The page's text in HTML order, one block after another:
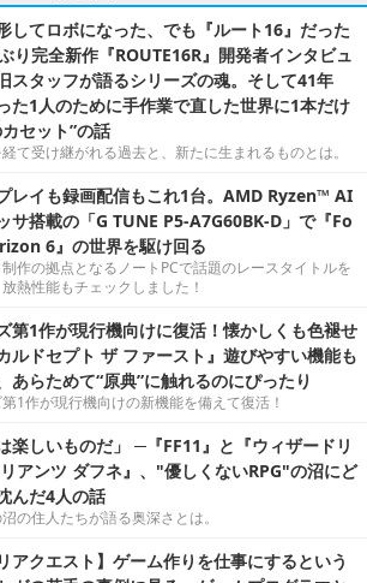
してロボになった、でも『ルート16』だった
り完全新作『ROUTE16R』開発者インタビュ
スタッフが語るシリーズの魂。そして41年
た1人のために手作業で直した世界に1本だけ
セット”の話
て受け継がれる過去と、新たに生まれるものとは。
レイも録画配信もこれ1台。AMD Ryzen™ AI
サ搭載の「G TUNE P5-A7G60BK-D」で『Fo
6』の世界を駆け回る
作の拠点となるノートPCで話題のレースタイトルを
熱性能もチェックしました！
第1作が現行機向けに復活！懐かしくも色褪せ
ルドセプト ザ ファースト』遊びやすい機能も
あらためて“原典”に触れるのにぴったり
1作が現行機向けの新機能を備えて復活！
楽しいものだ」 ─『FF11』と『ウィザードリ
アンツ ダフネ』、"優しくないRPG"の沼にど
んだ4人の話
の住人たちが語る奥深さとは。
リアクエスト】ゲーム作りを仕事にするという